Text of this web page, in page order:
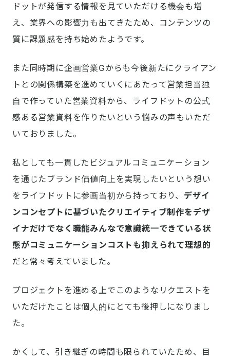
ドットが発信する情報を見ていただける機会も増
え、業界への影響力も出てきたため、コンテンツの
質に課題感を持ち始めたようです。
また同時期に企画営業Gからも今後新たにクライアン
トとの関係構築を進めていくにあたって営業担当独
自で作っていた営業資料から、ライフドットの公式
感ある営業資料を作りたいという悩みの声もいただ
いておりました。
私としても一貫したビジュアルコミュニケーション
を通じたブランド価値向上を実現したいという想い
をライフドットに参画当初から持っており、 デザイ
ンコンセプトに基づいたクリエイティブ制作をデザ
イナだけでなく職能みんなで意識統一できている状
態がコミュニケーションコストも抑えられて理想的
だと常々考えていました。
プロジェクトを進める上でこのようなリクエストを
いただけたことは個人的にとても後押しになりまし
た。
かくして、引き継ぎの時間も限られていたため、目